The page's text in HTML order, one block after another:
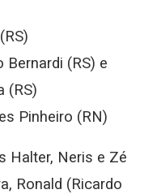
Bernardi (RS) e
(RS)
Pinheiro (RN)
Halter, Neris e Zé
Ronald (Ricardo